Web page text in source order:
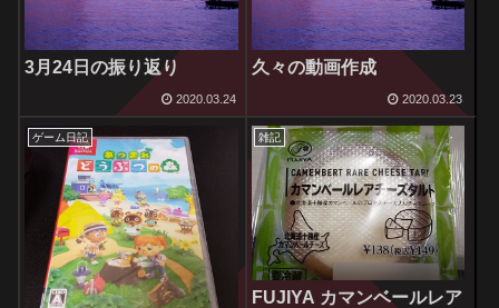
3月24日の振り返り
2020.03.24
久々の動画作成
2020.03.23
ゲーム日記 雑記
FUJIYA カマンベールレア